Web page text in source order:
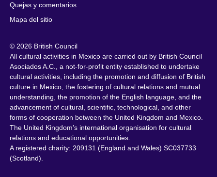
Quejas y comentarios
Mapa del sitio
© 2026 British Council
All cultural activities in Mexico are carried out by British Council
Asociados A.C., a not-for-profit entity established to undertake
cultural activities, including the promotion and diffusion of British
culture in Mexico, the fostering of cultural relations and mutual
understanding, the promotion of the English language, and the
advancement of cultural, scientific, technological, and other
forms of cooperation between the United Kingdom and Mexico.
The United Kingdom’s international organisation for cultural
relations and educational opportunities.
A registered charity: 209131 (England and Wales) SC037733
(Scotland).